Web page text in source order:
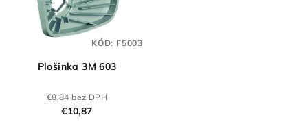
Plošinka 3M 603
€8,84 bez DPH
€10,87
KÓD: F5003